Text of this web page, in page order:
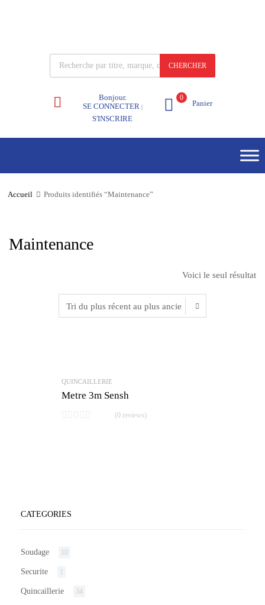
CHERCHER
Bonjour.
SE CONNECTER |
S'INSCRIRE
Panier
0
Accueil Produits identifiés “Maintenance”
Maintenance
Voici le seul résultat
QUINCAILLERIE
Metre 3m Sensh
(0 reviews)
CATEGORIES
Soudage 10
Securite
Quincaillerie 34